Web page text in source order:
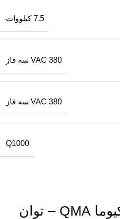
7.5 کیلووات
380 VAC سه فاز
380 VAC سه فاز
Q1000
درایو آسانسوری کیوما QMA – توان